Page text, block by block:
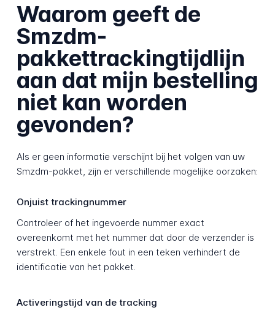
Waarom geeft de
Smzdm-
pakkettrackingtijdlijn
aan dat mijn bestelling
niet kan worden
gevonden?
Als er geen informatie verschijnt bij het volgen van uw
Smzdm-pakket, zijn er verschillende mogelijke oorzaken:
Onjuist trackingnummer
Controleer of het ingevoerde nummer exact
overeenkomt met het nummer dat door de verzender is
verstrekt. Een enkele fout in een teken verhindert de
identificatie van het pakket.
Activeringstijd van de tracking